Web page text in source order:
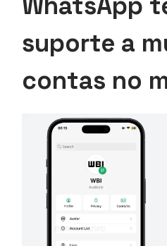
suporte a
contas no